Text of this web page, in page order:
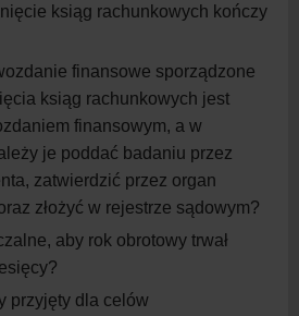
ksiąg rachunkowych kończy
finansowe sporządzone
ksiąg rachunkowych jest
finansowym, a w
je poddać badaniu przez
zatwierdzić przez organ
złożyć w rejestrze sądowym?
aby rok obrotowy trwał
przyjęty dla celów